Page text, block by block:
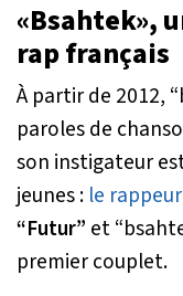
«Bsahtek»,
rap français
À partir de 2012,
paroles de
son instigateur
jeunes : le rappeur
“Futur” et
premier couplet.